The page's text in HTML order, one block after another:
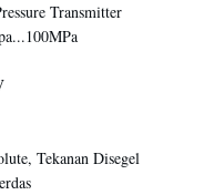
Transmitter
Tekanan Disegel